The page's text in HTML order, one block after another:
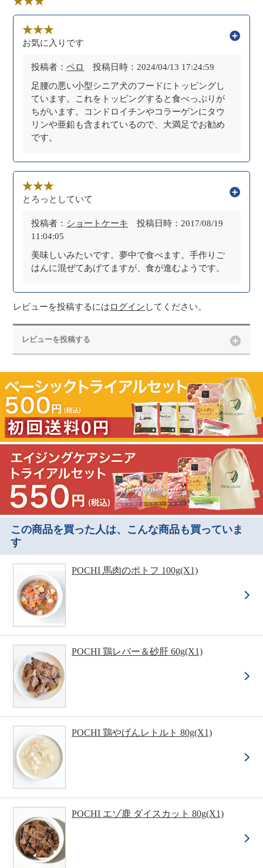
お気に入りです
投稿者：ペロ
投稿日時：2024/04/13 17:24:59
足腰の悪い小型シニア犬のフードにトッピングし
ています。これをトッピングすると食べっぷりが
ちがいます。コンドロイチンやコラーゲンにタウ
リンや亜鉛も含まれているので、大満足でお勧め
です。
とろっとしていて
投稿者： ショートケーキ 投稿日時：2017/08/19
11:04:05
美味しいみたいです。夢中で食べます。手作りご
はんに混ぜてあげてますが、食が進むようです。
レビューを投稿するにはログイン してください。
レビューを投稿する
この商品を買った人は、こんな商品も買っていま
す
POCHI 馬肉のポトフ 100g(X1)
POCHI 鶏レバー＆砂肝 60g(X1)
POCHI 鶏やげんレトルト 80g(X1)
POCHI エゾ鹿 ダイスカット 80g(X1)